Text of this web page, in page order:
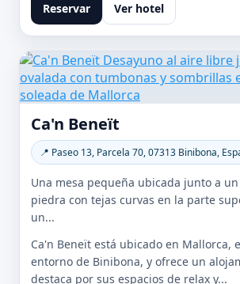
Reservar Ver hotel
Ca'n Beneït
📍 Paseo 13, Parcela 70, 07313 Binibona,
Una mesa pequeña ubicada junto a
piedra con tejas curvas en la parte
un...
Ca'n Beneït está ubicado en Mallorca,
entorno de Binibona, y ofrece un
destaca por sus espacios de relax y...